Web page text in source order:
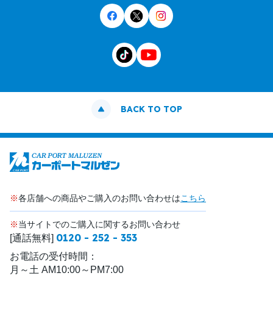
BACK TO TOP
※各店舗への商品やご購入のお問い合わせはこちら
※当サイトでのご購入に関するお問い合わせ
[通話無料] 0120 - 252 - 353
お電話の受付時間：
月～土 AM10:00～PM7:00